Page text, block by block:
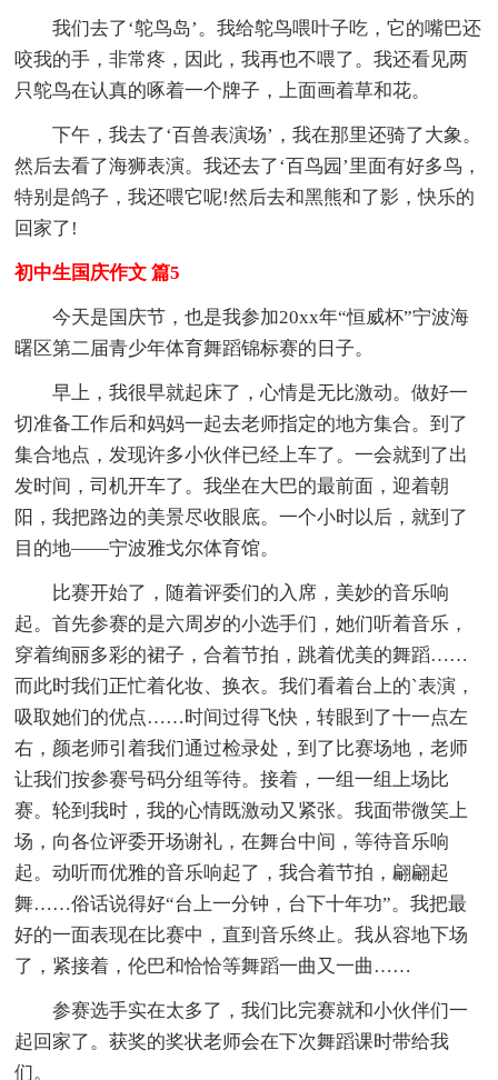
我们去了‘鸵鸟岛’。我给鸵鸟喂叶子吃，它的嘴巴还
咬我的手，非常疼，因此，我再也不喂了。我还看见两
只鸵鸟在认真的啄着一个牌子，上面画着草和花。
下午，我去了‘百兽表演场’，我在那里还骑了大象。
然后去看了海狮表演。我还去了‘百鸟园’里面有好多鸟，
特别是鸽子，我还喂它呢!然后去和黑熊和了影，快乐的
回家了!
初中生国庆作文 篇5
今天是国庆节，也是我参加20xx年“恒威杯”宁波海
曙区第二届青少年体育舞蹈锦标赛的日子。
早上，我很早就起床了，心情是无比激动。做好一
切准备工作后和妈妈一起去老师指定的地方集合。到了
集合地点，发现许多小伙伴已经上车了。一会就到了出
发时间，司机开车了。我坐在大巴的最前面，迎着朝
阳，我把路边的美景尽收眼底。一个小时以后，就到了
目的地——宁波雅戈尔体育馆。
比赛开始了，随着评委们的入席，美妙的音乐响
起。首先参赛的是六周岁的小选手们，她们听着音乐，
穿着绚丽多彩的裙子，合着节拍，跳着优美的舞蹈……
而此时我们正忙着化妆、换衣。我们看着台上的`表演，
吸取她们的优点……时间过得飞快，转眼到了十一点左
右，颜老师引着我们通过检录处，到了比赛场地，老师
让我们按参赛号码分组等待。接着，一组一组上场比
赛。轮到我时，我的心情既激动又紧张。我面带微笑上
场，向各位评委开场谢礼，在舞台中间，等待音乐响
起。动听而优雅的音乐响起了，我合着节拍，翩翩起
舞……俗话说得好“台上一分钟，台下十年功”。我把最
好的一面表现在比赛中，直到音乐终止。我从容地下场
了，紧接着，伦巴和恰恰等舞蹈一曲又一曲……
参赛选手实在太多了，我们比完赛就和小伙伴们一
起回家了。获奖的奖状老师会在下次舞蹈课时带给我
们。